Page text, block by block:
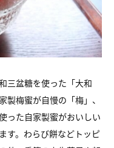
三盆糖を使った「大和
梅蜜が自慢の「梅」、
った自家製蜜がおいしい
す。わらび餅などトッピ